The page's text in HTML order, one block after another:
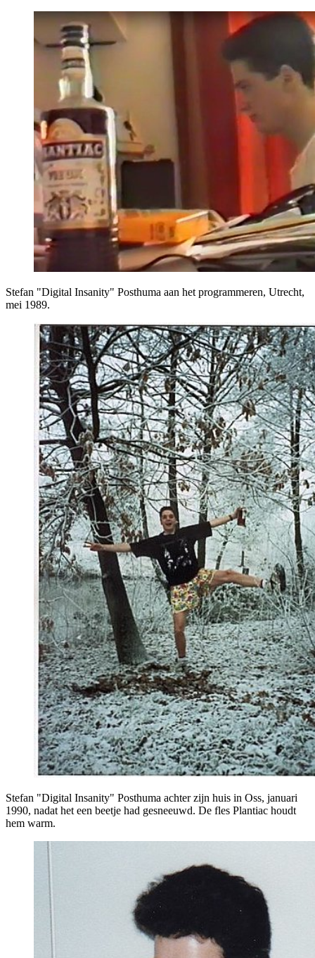
Stefan "Digital Insanity" Posthuma aan het programmeren, Utrecht,
mei 1989.
Stefan "Digital Insanity" Posthuma achter zijn huis in Oss, januari
1990, nadat het een beetje had gesneeuwd. De fles Plantiac houdt
hem warm.